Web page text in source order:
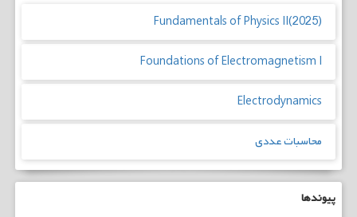
Fundamentals of Physics II(2025)
Foundations of Electromagnetism I
Electrodynamics
محاسبات عددی
پیوندها